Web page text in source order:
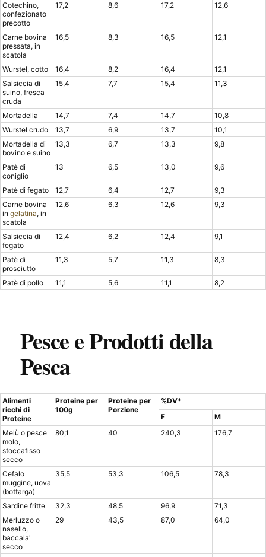
Cotechino,
confezionato
precotto
17,2 8,6 17,2 12,6
Carne bovina
pressata, in
scatola
16,5 8,3 16,5 12,1
Wurstel, cotto 16,4 8,2 16,4
12,1
Salsiccia di
suino, fresca
cruda
15,4 7,7 15,4 11,3
Mortadella 14,7 7,4 14,7
10,8
Wurstel crudo
13,7 6,9 13,7
10,1
Mortadella di
bovino e suino
13,3 6,7 13,3 9,8
Patè di
coniglio
13 6,5 13,0 9,6
Patè di fegato 12,7 6,4 12,7
9,3
Carne bovina
in gelatina, in
scatola
12,6 6,3 12,6 9,3
Salsiccia di
fegato
12,4 6,2 12,4 9,1
Patè di
prosciutto
11,3 5,7 11,3 8,3
Patè di pollo 11,1 5,6 11,1 8,2
Pesce e Prodotti della
Pesca
Alimenti
ricchi di
Proteine
Proteine per
100g
Proteine per
Porzione
%DV*
F
M
Melù o pesce
molo,
stoccafisso
secco
80,1 40 240,3 176,7
Cefalo
muggine, uova
(bottarga)
35,5 53,3 106,5 78,3
Sardine fritte 32,3 48,5 96,9
71,3
Merluzzo o
nasello,
baccala'
secco
29 43,5 87,0 64,0